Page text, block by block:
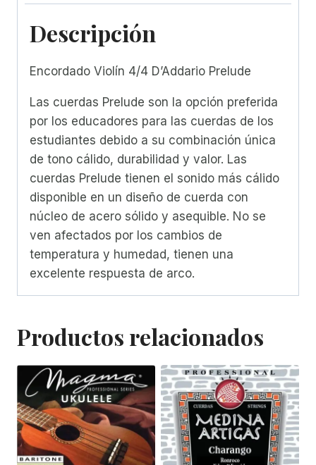
Descripción
Encordado Violín 4/4 D’Addario Prelude
Las cuerdas Prelude son la opción preferida
por los educadores para las cuerdas de los
estudiantes debido a su combinación única
de tono cálido, durabilidad y valor. Las
cuerdas Prelude tienen el sonido más cálido
disponible en un diseño de cuerda con
núcleo de acero sólido y asequible. No se
ven afectados por los cambios de
temperatura y humedad, tienen una
excelente respuesta de arco.
Productos relacionados